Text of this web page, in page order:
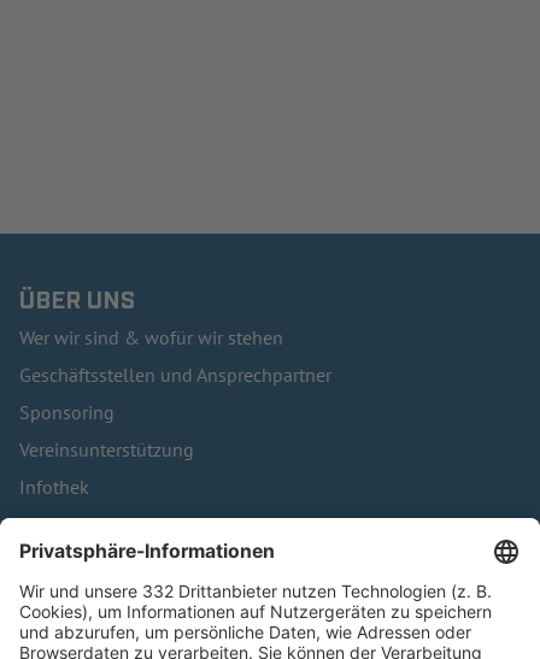
ÜBER UNS
Wer wir sind & wofür wir stehen
Geschäftsstellen und Ansprechpartner
Sponsoring
Vereinsunterstützung
Infothek
Kontakt
HÄUFIG BESUCHTE SEITEN
Pässe und Vereinswechsel